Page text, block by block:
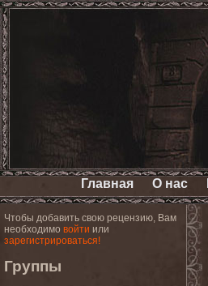
Главная О нас
Чтобы добавить свою рецензию, Вам
необходимо войти или
зарегистрироваться!
Группы